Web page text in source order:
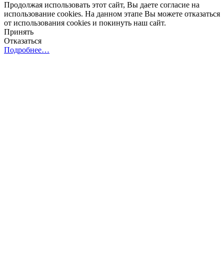
Продолжая использовать этот сайт, Вы даете согласие на
использование cookies. На данном этапе Вы можете отказаться
от использования cookies и покинуть наш сайт.
Принять
Отказаться
Подробнее…